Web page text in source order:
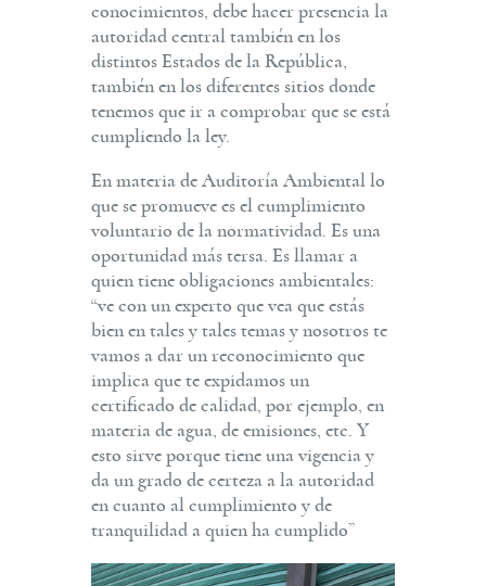
conocimientos, debe hacer presencia la
autoridad central también en los
distintos Estados de la República,
también en los diferentes sitios donde
tenemos que ir a comprobar que se está
cumpliendo la ley.
En materia de Auditoría Ambiental lo
que se promueve es el cumplimiento
voluntario de la normatividad. Es una
oportunidad más tersa. Es llamar a
quien tiene obligaciones ambientales:
“ve con un experto que vea que estás
bien en tales y tales temas y nosotros te
vamos a dar un reconocimiento que
implica que te expidamos un
certificado de calidad, por ejemplo, en
materia de agua, de emisiones, etc. Y
esto sirve porque tiene una vigencia y
da un grado de certeza a la autoridad
en cuanto al cumplimiento y de
tranquilidad a quien ha cumplido”